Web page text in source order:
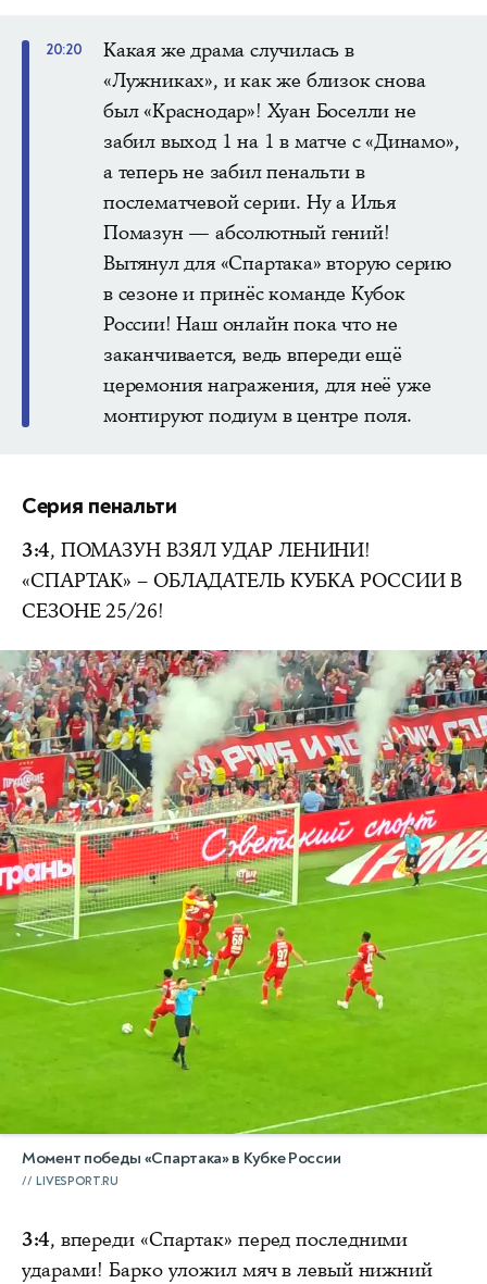
20:20
Какая же драма случилась в
«Лужниках», и как же близок снова
был «Краснодар»! Хуан Боселли не
забил выход 1 на 1 в матче с «Динамо»,
а теперь не забил пенальти в
послематчевой серии. Ну а Илья
Помазун — абсолютный гений!
Вытянул для «Спартака» вторую серию
в сезоне и принёс команде Кубок
России! Наш онлайн пока что не
заканчивается, ведь впереди ещё
церемония награжения, для неё уже
монтируют подиум в центре поля.
Серия пенальти
3:4, ПОМАЗУН ВЗЯЛ УДАР ЛЕНИНИ!
«СПАРТАК» – ОБЛАДАТЕЛЬ КУБКА РОССИИ В
СЕЗОНЕ 25/26!
Момент победы «Спартака» в Кубке России
LIVESPORT.RU
3:4, впереди «Спартак» перед последними
ударами! Барко уложил мяч в левый нижний